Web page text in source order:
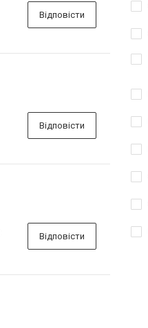
Відповісти
Відповісти
Відповісти